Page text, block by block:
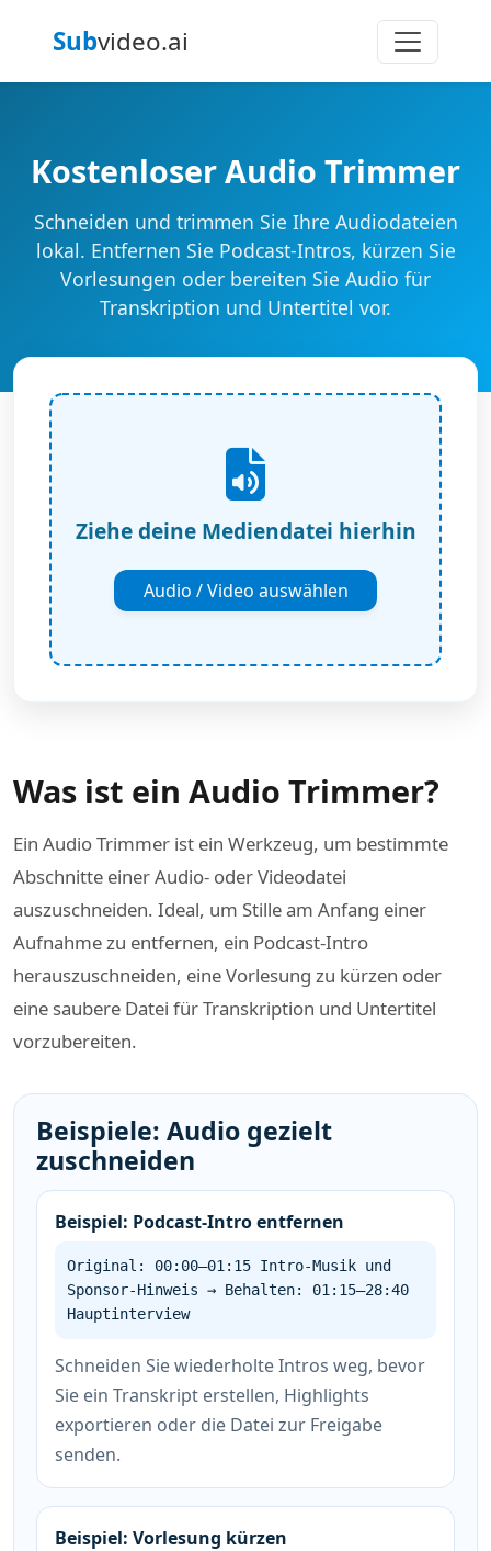
Subvideo.ai
Kostenloser Audio Trimmer
Schneiden und trimmen Sie Ihre Audiodateien
lokal. Entfernen Sie Podcast-Intros, kürzen Sie
Vorlesungen oder bereiten Sie Audio für
Transkription und Untertitel vor.
Ziehe deine Mediendatei hierhin
Audio / Video auswählen
Was ist ein Audio Trimmer?
Ein Audio Trimmer ist ein Werkzeug, um bestimmte
Abschnitte einer Audio- oder Videodatei
auszuschneiden. Ideal, um Stille am Anfang einer
Aufnahme zu entfernen, ein Podcast-Intro
herauszuschneiden, eine Vorlesung zu kürzen oder
eine saubere Datei für Transkription und Untertitel
vorzubereiten.
Beispiele: Audio gezielt
zuschneiden
Beispiel: Podcast-Intro entfernen
Original: 00:00–01:15 Intro-Musik und
Sponsor-Hinweis → Behalten: 01:15–28:40
Hauptinterview
Schneiden Sie wiederholte Intros weg, bevor
Sie ein Transkript erstellen, Highlights
exportieren oder die Datei zur Freigabe
senden.
Beispiel: Vorlesung kürzen